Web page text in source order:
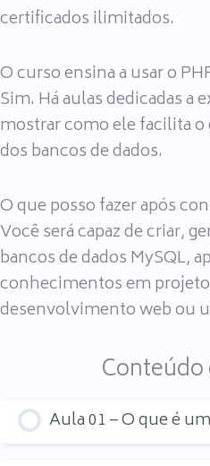
certificados ilimitados.
O curso ensina a usar o
Sim. Há aulas dedicadas a
mostrar como ele facilita
dos bancos de dados.
O que posso fazer após
Você será capaz de criar,
bancos de dados MySQL,
conhecimentos em
desenvolvimento web ou
Conteúdo
Aula 01 – O que é